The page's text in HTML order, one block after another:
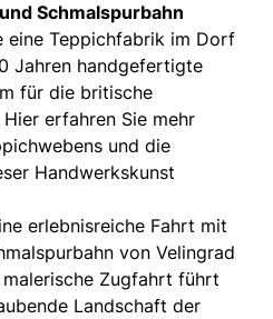
Schmalspurbahn
eine Teppichfabrik im Dorf
Jahren handgefertigte
für die britische
erfahren Sie mehr
und die
Handwerkskunst
erlebnisreiche Fahrt mit
von Velingrad
Zugfahrt führt
Landschaft der